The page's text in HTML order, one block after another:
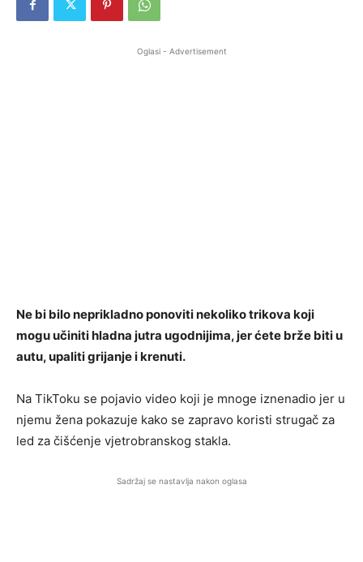
Oglasi - Advertisement
Ne bi bilo neprikladno ponoviti nekoliko trikova koji
mogu učiniti hladna jutra ugodnijima, jer ćete brže biti u
autu, upaliti grijanje i krenuti.
Na TikToku se pojavio video koji je mnoge iznenadio jer u
njemu žena pokazuje kako se zapravo koristi strugač za
led za čišćenje vjetrobranskog stakla.
Sadržaj se nastavlja nakon oglasa